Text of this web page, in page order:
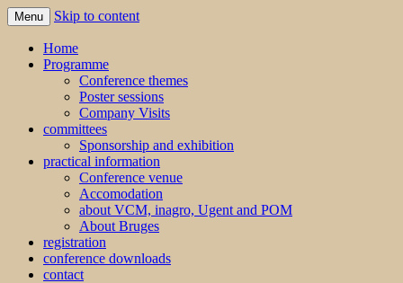
MS2013
Menu Skip to content
Home
Programme
Conference themes
Poster sessions
Company Visits
committees
Sponsorship and exhibition
practical information
Conference venue
Accomodation
about VCM, inagro, Ugent and POM
About Bruges
registration
conference downloads
contact